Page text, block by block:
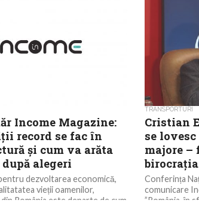
Income Magazine:
record se fac în
și cum va arăta
alegeri
dezvoltarea economică,
vieții oamenilor,
România este departe de cum
TRANSPORTURI
Cristian
se
majore –
Conferința
comunicare
”România, în